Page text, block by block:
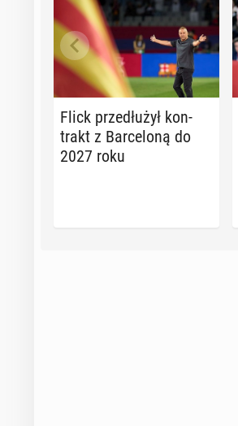
Flick prze­dłu­żył kon­
trakt z Bar­ce­lo­ną do
2027 roku